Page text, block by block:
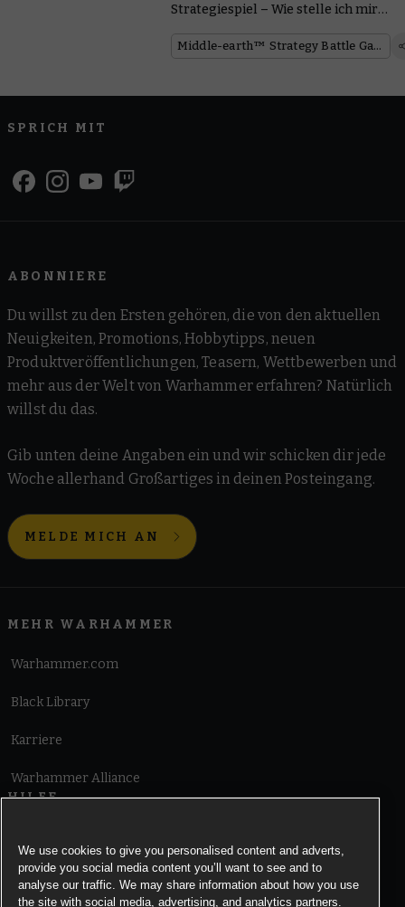
Strategiespiel – Wie stelle ich mir
zusammen?
Middle-earth™ Strategy Battle Game
SPRICH MIT
ABONNIERE
Du willst zu den Ersten gehören, die von den aktuellen
Neuigkeiten, Promotions, Hobbytipps, neuen
Produktveröffentlichungen, Teasern, Wettbewerben und
mehr aus der Welt von Warhammer erfahren? Natürlich
willst du das.
Gib unten deine Angaben ein und wir schicken dir jede
Woche allerhand Großartiges in deinen Posteingang.
MELDE MICH AN
MEHR WARHAMMER
Warhammer.com
Black Library
Karriere
Warhammer Alliance
HILFE
Informationen zu Cookies
We use cookies to give you personalised content and adverts,
provide you social media content you’ll want to see and to
analyse our traffic. We may share information about how you use
the site with social media, advertising, and analytics partners.